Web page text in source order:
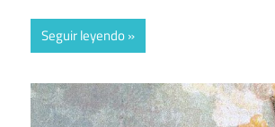
Seguir leyendo